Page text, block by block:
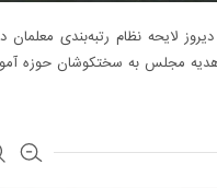
رسید و دیروز لایحه نظام رتبه‌بندی
مجلس به سختکوشان حوزه